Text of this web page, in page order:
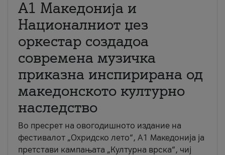
А1 Македонија и
Националниот џез
оркестар создадоа
современа музичка
приказна инспирирана од
македонското културно
наследство
Во пресрет на овогодишното издание на
фестивалот „Охридско лето“, А1 Македонија ја
претстави кампањата „Културна врска“, чиј